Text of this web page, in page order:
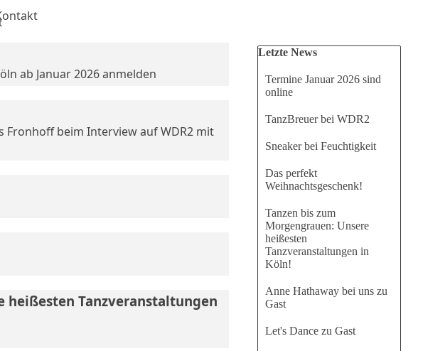
ab Januar 2026 anmelden
Fronhoff beim Interview auf WDR2 mit
heißesten Tanzveranstaltungen
Block überspringen Letzte News
Letzte News
Termine Januar 2026 sind
online
TanzBreuer bei WDR2
Sneaker bei Feuchtigkeit
Das perfekt
Weihnachtsgeschenk!
Tanzen bis zum
Morgengrauen: Unsere
heißesten
Tanzveranstaltungen in
Köln!
Anne Hathaway bei uns zu
Gast
Let's Dance zu Gast